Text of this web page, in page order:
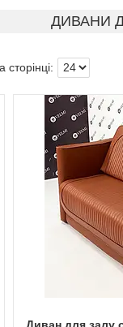
ДИВАНИ
Диван для залу